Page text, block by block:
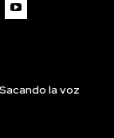
Sacando la voz